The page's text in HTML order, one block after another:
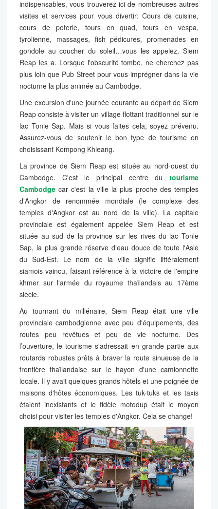
indispensables, vous trouverez ici de nombreuses autres
visites et services pour vous divertir: Cours de cuisine,
cours de poterie, tours en quad, tours en vespa,
tyrolienne, massages, fish pédicures, promenades en
gondole au coucher du soleil…vous les appelez, Siem
Reap les a. Lorsque l'obscurité tombe, ne cherchez pas
plus loin que Pub Street pour vous imprégner dans la vie
nocturne la plus animée au Cambodge.
Une excursion d'une journée courante au départ de Siem
Reap consiste à visiter un village flottant traditionnel sur le
lac Tonle Sap. Mais si vous faites cela, soyez prévenu.
Assurez-vous de soutenir le bon type de tourisme en
choisissant Kompong Khleang.
La province de Siem Reap est située au nord-ouest du
Cambodge. C'est le principal centre du tourisme
Cambodge car c'est la ville la plus proche des temples
d'Angkor de renommée mondiale (le complexe des
temples d'Angkor est au nord de la ville). La capitale
provinciale est également appelée Siem Reap et est
située au sud de la province sur les rives du lac Tonle
Sap, la plus grande réserve d'eau douce de toute l'Asie
du Sud-Est. Le nom de la ville signifie littéralement
siamois vaincu, faisant référence à la victoire de l'empire
khmer sur l'armée du royaume thaïlandais au 17ème
siècle.
Au tournant du millénaire, Siem Reap était une ville
provinciale cambodgienne avec peu d'équipements, des
routes peu revêtues et peu de vie nocturne. Des
l’ouverture, le tourisme s'adressait en grande partie aux
routards robustes prêts à braver la route sinueuse de la
frontière thaïlandaise sur le hayon d'une camionnette
locale. Il y avait quelques grands hôtels et une poignée de
maisons d'hôtes économiques. Les tuk-tuks et les taxis
étaient inexistants et le fidèle motodup était le moyen
choisi pour visiter les temples d'Angkor. Cela se change!